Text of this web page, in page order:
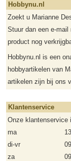
Hobbynu.nl
Zoekt u Marianne
Stuur dan een e-
product nog
Hobbynu.nl is een
hobbyartikelen van
artikelen zijn bij ons
Klantenservice
Onze klantenservice
ma
di-vr
za